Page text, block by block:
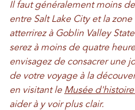
Il faut généralement moins
entre Salt Lake City et la
atterrirez à Goblin Valley
serez à moins de quatre
envisagez de consacrer une
de votre voyage à la
en visitant le Musée
aider à y voir plus clair.